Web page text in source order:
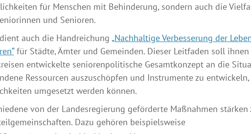
für Menschen mit Behinderung, sondern auch die
und Senioren.
auch die Handreichung „Nachhaltige Verbesserung der
für Städte, Ämter und Gemeinden. Dieser Leitfaden soll
entwickelte seniorenpolitische Gesamtkonzept an die
Ressourcen auszuschöpfen und Instrumente zu
umgesetzt werden können.
von der Landesregierung geförderte Maßnahmen
Dazu gehören beispielsweise